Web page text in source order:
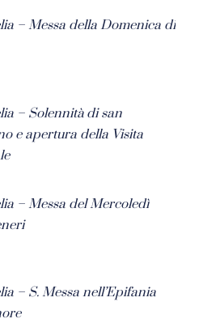
– Messa della Domenica di
– Solennità di san
e apertura della Visita
– Messa del Mercoledì
– S. Messa nell’Epifania